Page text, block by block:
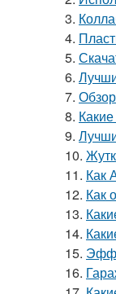
3.
4.
5.
6.
7.
8.
9.
10.
11. Как
12. Как
13.
14.
15.
16.